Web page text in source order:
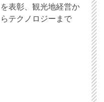
を表彰、観光地経営か
らテクノロジーまで